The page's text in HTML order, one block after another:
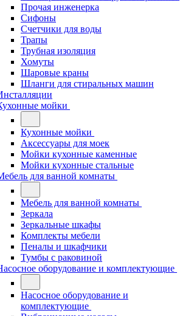
Прочая инженерка
Сифоны
Счетчики для воды
Трапы
Трубная изоляция
Хомуты
Шаровые краны
Шланги для стиральных машин
мойки
Кухонные мойки
Аксессуары для моек
Мойки кухонные каменные
Мойки кухонные стальные
для ванной комнаты
Мебель для ванной комнаты
Зеркала
Зеркальные шкафы
Комплекты мебели
Пеналы и шкафчики
Тумбы с раковиной
оборудование и комплектующие
Насосное оборудование и
комплектующие